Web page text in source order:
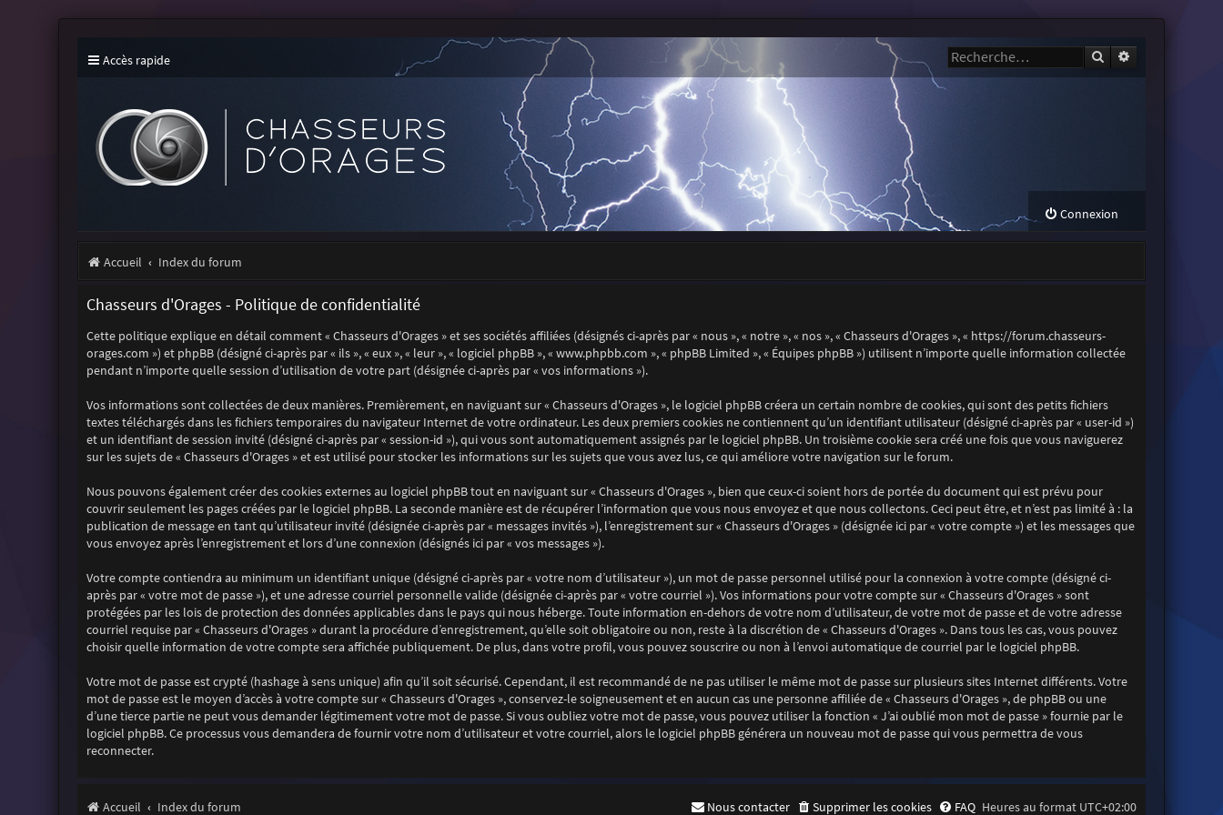
Accès rapide Rechercher
Connexion
Accueil Index du forum
Chasseurs d'Orages - Politique de confidentialité
Cette politique explique en détail comment « Chasseurs d'Orages » et ses sociétés affiliées (désignés ci-après par « nous », « notre », « nos », « Chasseurs d'Orages », « https://forum.chasseurs-
orages.com ») et phpBB (désigné ci-après par « ils », « eux », « leur », « logiciel phpBB », « www.phpbb.com », « phpBB Limited », « Équipes phpBB ») utilisent n’importe quelle information collectée
pendant n’importe quelle session d’utilisation de votre part (désignée ci-après par « vos informations »).
Vos informations sont collectées de deux manières. Premièrement, en naviguant sur « Chasseurs d'Orages », le logiciel phpBB créera un certain nombre de cookies, qui sont des petits fichiers
textes téléchargés dans les fichiers temporaires du navigateur Internet de votre ordinateur. Les deux premiers cookies ne contiennent qu’un identifiant utilisateur (désigné ci-après par « user-id »)
et un identifiant de session invité (désigné ci-après par « session-id »), qui vous sont automatiquement assignés par le logiciel phpBB. Un troisième cookie sera créé une fois que vous naviguerez
sur les sujets de « Chasseurs d'Orages » et est utilisé pour stocker les informations sur les sujets que vous avez lus, ce qui améliore votre navigation sur le forum.
Nous pouvons également créer des cookies externes au logiciel phpBB tout en naviguant sur « Chasseurs d'Orages », bien que ceux-ci soient hors de portée du document qui est prévu pour
couvrir seulement les pages créées par le logiciel phpBB. La seconde manière est de récupérer l’information que vous nous envoyez et que nous collectons. Ceci peut être, et n’est pas limité à : la
publication de message en tant qu’utilisateur invité (désignée ci-après par « messages invités »), l’enregistrement sur « Chasseurs d'Orages » (désignée ici par « votre compte ») et les messages que
vous envoyez après l’enregistrement et lors d’une connexion (désignés ici par « vos messages »).
Votre compte contiendra au minimum un identifiant unique (désigné ci-après par « votre nom d’utilisateur »), un mot de passe personnel utilisé pour la connexion à votre compte (désigné ci-
après par « votre mot de passe »), et une adresse courriel personnelle valide (désignée ci-après par « votre courriel »). Vos informations pour votre compte sur « Chasseurs d'Orages » sont
protégées par les lois de protection des données applicables dans le pays qui nous héberge. Toute information en-dehors de votre nom d’utilisateur, de votre mot de passe et de votre adresse
courriel requise par « Chasseurs d'Orages » durant la procédure d’enregistrement, qu’elle soit obligatoire ou non, reste à la discrétion de « Chasseurs d'Orages ». Dans tous les cas, vous pouvez
choisir quelle information de votre compte sera affichée publiquement. De plus, dans votre profil, vous pouvez souscrire ou non à l’envoi automatique de courriel par le logiciel phpBB.
Votre mot de passe est crypté (hashage à sens unique) afin qu’il soit sécurisé. Cependant, il est recommandé de ne pas utiliser le même mot de passe sur plusieurs sites Internet différents. Votre
mot de passe est le moyen d’accès à votre compte sur « Chasseurs d'Orages », conservez-le soigneusement et en aucun cas une personne affiliée de « Chasseurs d'Orages », de phpBB ou une
d’une tierce partie ne peut vous demander légitimement votre mot de passe. Si vous oubliez votre mot de passe, vous pouvez utiliser la fonction « J’ai oublié mon mot de passe » fournie par le
logiciel phpBB. Ce processus vous demandera de fournir votre nom d’utilisateur et votre courriel, alors le logiciel phpBB générera un nouveau mot de passe qui vous permettra de vous
reconnecter.
Accueil Index du forum Heures au format UTC+02:00
FAQ
Supprimer les cookies
Nous contacter